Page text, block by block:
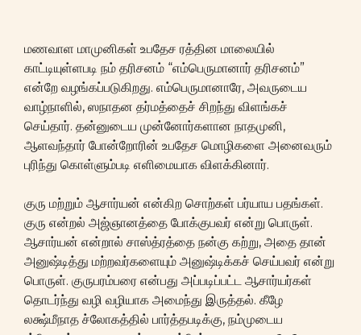
மணவாள மாமுனிகள் உபதேச ரத்தின மாலையில்
காட்டியுள்ளபடி நம் தரிசனம் “எம்பெருமானார் தரிசனம்”
என்றே வழங்கப்படுகிறது. எம்பெருமானாரே, அவருடைய
வாழ்நாளில், ஸநாதன தர்மத்தைச் சிறந்து விளங்கச்
செய்தார். தன்னுடைய முன்னோர்களான நாதமுனி,
ஆளவந்தார் போன்றோரின் உபதேச மொழிகளை அனைவரும்
புரிந்து கொள்ளும்படி எளிமையாக விளக்கினார்.
குரு மற்றும் ஆசார்யன் என்கிற சொற்கள் பர்யாய பதங்கள்.
குரு என்றல் அஜ்ஞானத்தை போக்குபவர் என்று பொருள்.
ஆசார்யன் என்றால் சாஸ்த்ரத்தை நன்கு கற்று, அதை தான்
அனுஷ்டித்து மற்றவர்களையும் அனுஷ்டிக்கச் செய்பவர் என்று
பொருள். குருபரம்பரை என்பது அப்படிப்பட்ட ஆசார்யர்கள்
தொடர்ந்து வழி வழியாக அமைந்து இருத்தல். கீழே
லக்ஷ்மீநாத ச்லோகத்தில் பார்த்தபடிக்கு, நம்முடைய